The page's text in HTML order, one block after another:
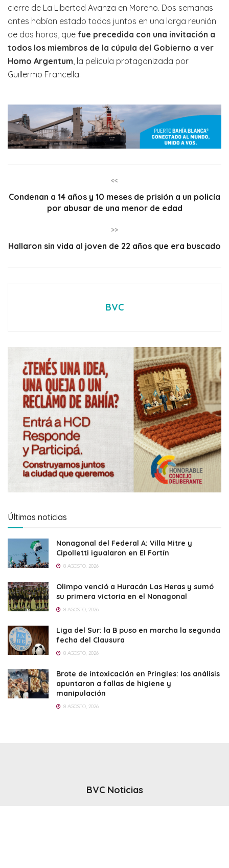
cierre de La Libertad Avanza en Moreno. Dos semanas
antes habían estado todos juntos en una larga reunión
de dos horas, que fue precedida con una invitación a
todos los miembros de la cúpula del Gobierno a ver
Homo Argentum , la pelicula protagonizada por
Guillermo Francella.
<<
Condenan a 14 años y 10 meses de prisión a un policía
por abusar de una menor de edad
>>
Hallaron sin vida al joven de 22 años que era buscado
BVC
Últimas noticias
Nonagonal del Federal A: Villa Mitre y
Cipolletti igualaron en El Fortín
8 AGOSTO, 2026
Olimpo venció a Huracán Las Heras y sumó
su primera victoria en el Nonagonal
8 AGOSTO, 2026
Liga del Sur: la B puso en marcha la segunda
fecha del Clausura
8 AGOSTO, 2026
Brote de intoxicación en Pringles: los análisis
apuntaron a fallas de higiene y
manipulación
8 AGOSTO, 2026
BVC Noticias